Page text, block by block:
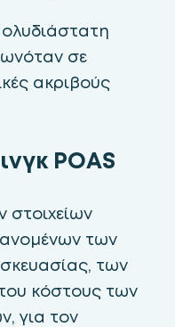
σε
ακριβούς
POAS
των
των
κόστους των
για τον